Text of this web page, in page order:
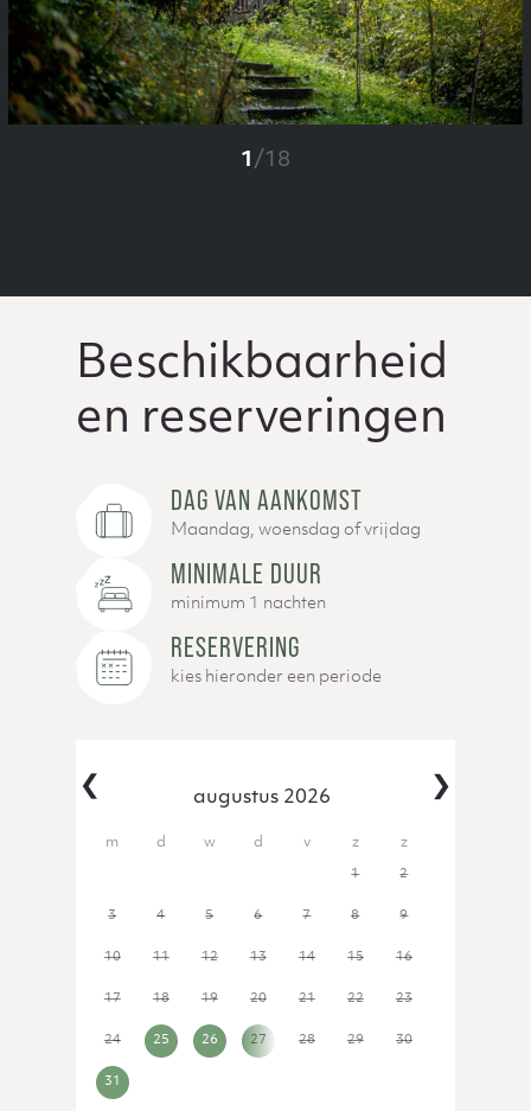
1 /18
Beschikbaarheid
en reserveringen
DAG VAN AANKOMST
Maandag, woensdag of vrijdag
MINIMALE DUUR
minimum 1 nachten
RESERVERING
kies hieronder een periode
‹ ›
augustus 2026
1 2
3 4 5 6 7 8 9
10 11 12 13 14 15 16
17 18 19 20 21 22 23
24 25 26 27 28 29 30
31